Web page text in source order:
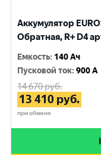
Аккумулятор
Обратная, R+ D4
Емкость: 140 Ач
Пусковой ток:900 A
14 670руб.
13 410 руб.
при обмене